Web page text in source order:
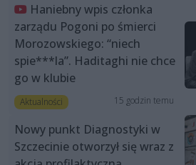
Haniebny wpis członka
zarządu Pogoni po śmierci
Morozowskiego: “niech
spie***la”. Haditaghi nie chce
go w klubie
Aktualności 15 godzin temu
Nowy punkt Diagnostyki w
Szczecinie otworzył się wraz z